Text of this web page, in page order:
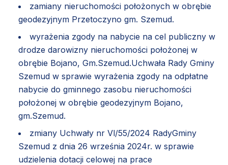
zamiany nieruchomości położonych w obrębie
geodezyjnym Przetoczyno gm. Szemud.
wyrażenia zgody na nabycie na cel publiczny w
drodze darowizny nieruchomości położonej w
obrębie Bojano, Gm.Szemud.Uchwała Rady Gminy
Szemud w sprawie wyrażenia zgody na odpłatne
nabycie do gminnego zasobu nieruchomości
położonej w obrębie geodezyjnym Bojano,
gm.Szemud.
zmiany Uchwały nr Vl/55/2024 RadyGminy
Szemud z dnia 26 września 2024r. w sprawie
udzielenia dotacji celowej na prace